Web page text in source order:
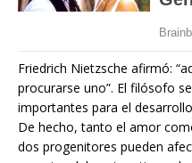
Friedrich Nietzsche afirmó:
procurarse uno”. El filósofo
importantes para el
De hecho, tanto el amor
dos progenitores pueden